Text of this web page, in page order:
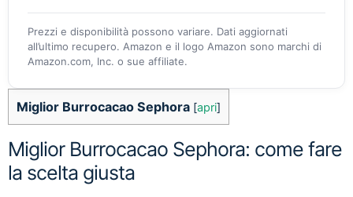
Prezzi e disponibilità possono variare. Dati aggiornati
all’ultimo recupero. Amazon e il logo Amazon sono marchi di
Amazon.com, Inc. o sue affiliate.
Miglior Burrocacao Sephora [apri]
Miglior Burrocacao Sephora: come fare
la scelta giusta